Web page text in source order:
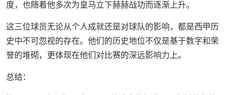
度，也随着他多次为皇马立下赫赫战功而逐渐上升。
这三位球员无论从个人成就还是对球队的影响，都是西甲历
史中不可忽视的存在。他们的历史地位不仅是基于数字和荣
誉的堆砌，更体现在他们对比赛的深远影响力上。
总结：